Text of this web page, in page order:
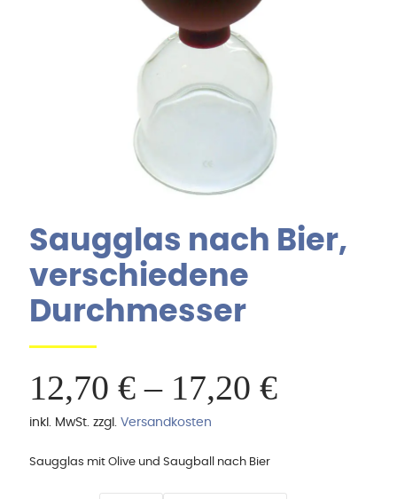
Saugglas nach Bier,
verschiedene
Durchmesser
12,70 € – 17,20 €
inkl. MwSt. zzgl. Versandkosten
Saugglas mit Olive und Saugball nach Bier